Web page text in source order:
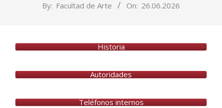
By: Facultad de Arte On: 26.06.2026
Historia
Autoridades
Teléfonos internos